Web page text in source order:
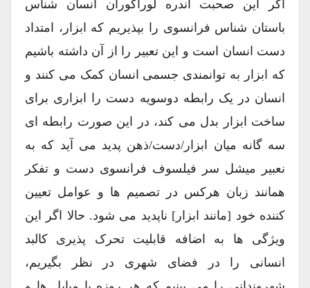
اگر این صحبت آندره لوراگوران انسان شناس
باستان شناس فرانسوی را بپذیریم که ابزار، امتداد
دست انسان است و این تعبیر را از آن داشته باشیم
که ابزار به توانمندی جسمی انسان کمک می کنند و
انسان در یک رابطه دوسویه دست را ابزاری برای
ساخت ابزار بدل می کند، در این صورت رابطه ای
سه گانه میان ابزار/دست/ذهن پدید می آید که به
نعبیر میشل سر فیلسوف فرانسوی دست و تفکر
همانند زبان هرکس در تصمیم ها و عوامل تعیین
کننده خود [مانند ابزار] ناپدید می شود. حالا اگر این
ویژگی ها به اضافه قابلیت تحرک پذیری کالبد
انسانی را در فضای شهری در نظر بگیریم،